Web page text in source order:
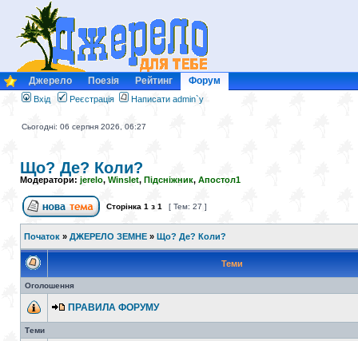
Джерело Поезія Рейтинг Форум
Вхід Реєстрація Написати admin`у
Сьогодні: 06 серпня 2026, 06:27
Що? Де? Коли?
Модератори: jerelo, Winslet, Підсніжник, Апостол1
Сторінка 1 з 1 [ Тем: 27 ]
Початок » ДЖЕРЕЛО ЗЕМНЕ » Що? Де? Коли?
Теми
Оголошення
ПРАВИЛА ФОРУМУ
Теми